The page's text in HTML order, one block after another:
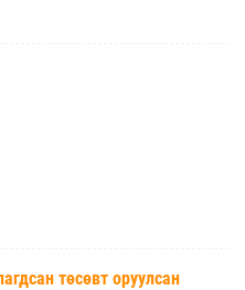
төсөвт оруулсан